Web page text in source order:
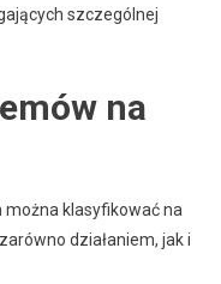
szczególnej
na
klasyfikować na
działaniem, jak i